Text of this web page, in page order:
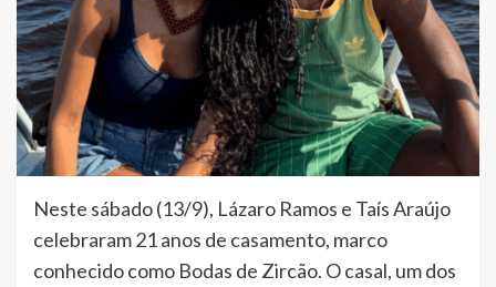
Neste sábado (13/9), Lázaro Ramos e Taís Araújo
celebraram 21 anos de casamento, marco
conhecido como Bodas de Zircão. O casal, um dos